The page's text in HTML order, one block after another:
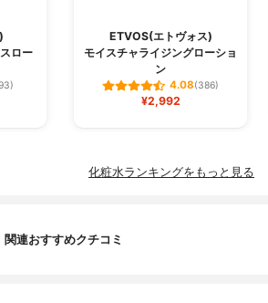
ロー
ETVOS(エトヴォス)
モイスチャライジングローショ
ン
4.08(386)
¥2,992
化粧水ランキングをもっと見る
関連おすすめクチコミ